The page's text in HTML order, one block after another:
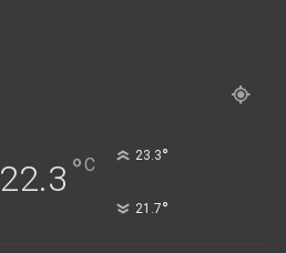
22.3 °C 23.3°
21.7°